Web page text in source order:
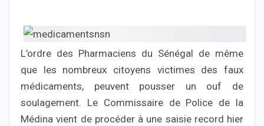
L’ordre des Pharmaciens du Sénégal de même
que les nombreux citoyens victimes des faux
médicaments, peuvent pousser un ouf de
soulagement. Le Commissaire de Police de la
Médina vient de procéder à une saisie record hier